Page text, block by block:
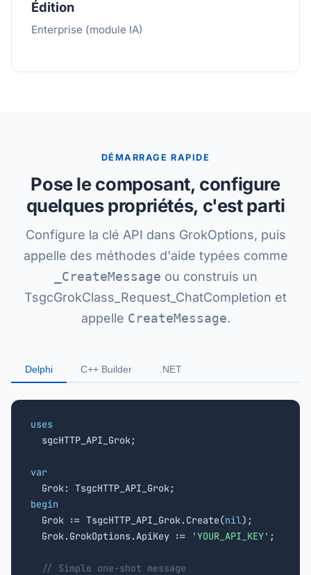
Édition
Enterprise (module IA)
DÉMARRAGE RAPIDE
Pose le composant, configure
quelques propriétés, c'est parti
Configure la clé API dans GrokOptions, puis
appelle des méthodes d'aide typées comme
_CreateMessage ou construis un
TsgcGrokClass_Request_ChatCompletion et
appelle CreateMessage.
Delphi C++ Builder .NET
uses
sgcHTTP_API_Grok;
var
begin
Grok := TsgcHTTP_API_Grok.Create(nil);
  Grok.GrokOptions.ApiKey :=
'YOUR_API_KEY' ;
// Simple one-shot message